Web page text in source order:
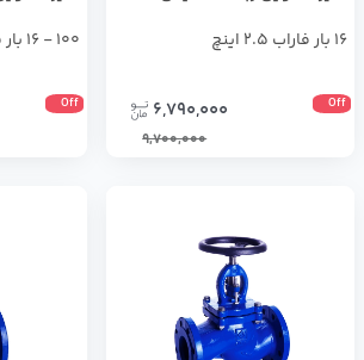
16 بار فاراب 2.5 اینچ
Off
6,790,000
9,700,000
100 - 16 بار فاراب 4 اینچ
Off